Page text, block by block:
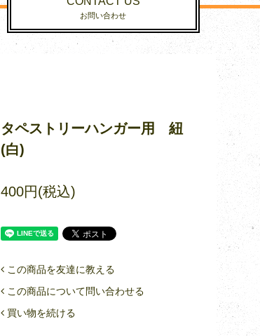
お問い合わせ
タペストリーハンガー用 紐
(白)
400円(税込)
この商品を友達に教える
この商品について問い合わせる
買い物を続ける